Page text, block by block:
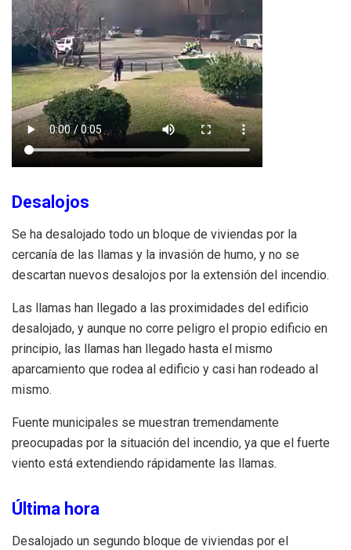
Desalojos
Se ha desalojado todo un bloque de viviendas por la
cercanía de las llamas y la invasión de humo, y no se
descartan nuevos desalojos por la extensión del incendio.
Las llamas han llegado a las proximidades del edificio
desalojado, y aunque no corre peligro el propio edificio en
principio, las llamas han llegado hasta el mismo
aparcamiento que rodea al edificio y casi han rodeado al
mismo.
Fuente municipales se muestran tremendamente
preocupadas por la situación del incendio, ya que el fuerte
viento está extendiendo rápidamente las llamas.
Última hora
Desalojado un segundo bloque de viviendas por el